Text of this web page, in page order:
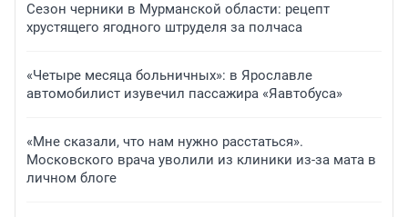
Сезон черники в Мурманской области: рецепт
хрустящего ягодного штруделя за полчаса
«Четыре месяца больничных»: в Ярославле
автомобилист изувечил пассажира «Яавтобуса»
«Мне сказали, что нам нужно расстаться».
Московского врача уволили из клиники из-за мата в
личном блоге